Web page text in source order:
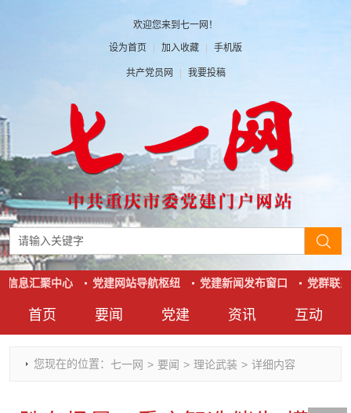
欢迎您来到七一网！
设为首页 | 加入收藏 | 手机版
共产党员网 | 我要投稿
首页 要闻
时政要闻
党建
党建动态
资讯
热点关注
互动
红岩评论
息汇聚中心 党建网站导航枢纽 党建新闻发布窗口 党群联系
您现在的位置： 七一网 > 要闻 > 理论武装 > 详细内容